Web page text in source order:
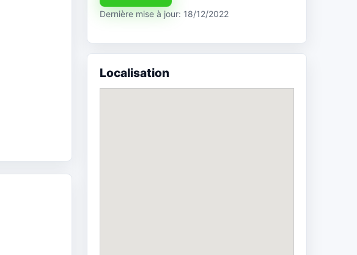
Dernière mise à jour: 18/12/2022
Localisation